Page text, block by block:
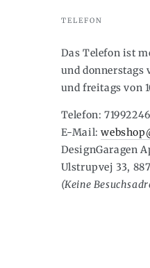
TELEFON
Das Telefon ist
und donnerstags
und freitags von
Telefon: 71992246
E-Mail:
DesignGaragen
Ulstrupvej 33,
(Keine